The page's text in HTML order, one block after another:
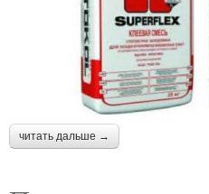
читать дальше →